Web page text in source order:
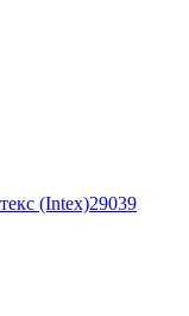
(Intex)29039